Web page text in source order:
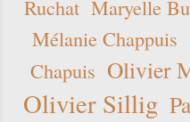
Ruchat Maryelle
Mélanie Chappuis
Chapuis Olivier
Olivier Sillig